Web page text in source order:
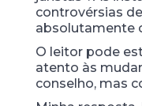
controvérsias
absolutamente
O leitor pode
atento às
conselho, mas